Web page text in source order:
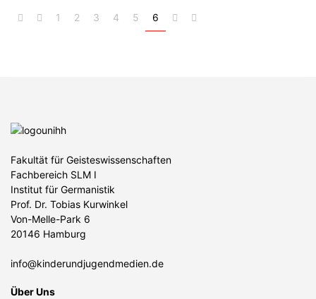
1 2 3 4 5 6
Fakultät für Geisteswissenschaften
Fachbereich SLM I
Institut für Germanistik
Prof. Dr. Tobias Kurwinkel
Von-Melle-Park 6
20146 Hamburg
info@kinderundjugendmedien.de
Über Uns